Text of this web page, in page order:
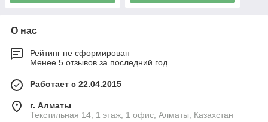
О нас
Рейтинг не сформирован
Менее 5 отзывов за последний год
Работает с 22.04.2015
г. Алматы
Текстильная 14, 1 этаж, 1 офис, Алматы, Казахстан